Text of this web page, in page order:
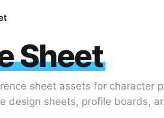
Sheet
sheet assets for character
design sheets, profile boards,